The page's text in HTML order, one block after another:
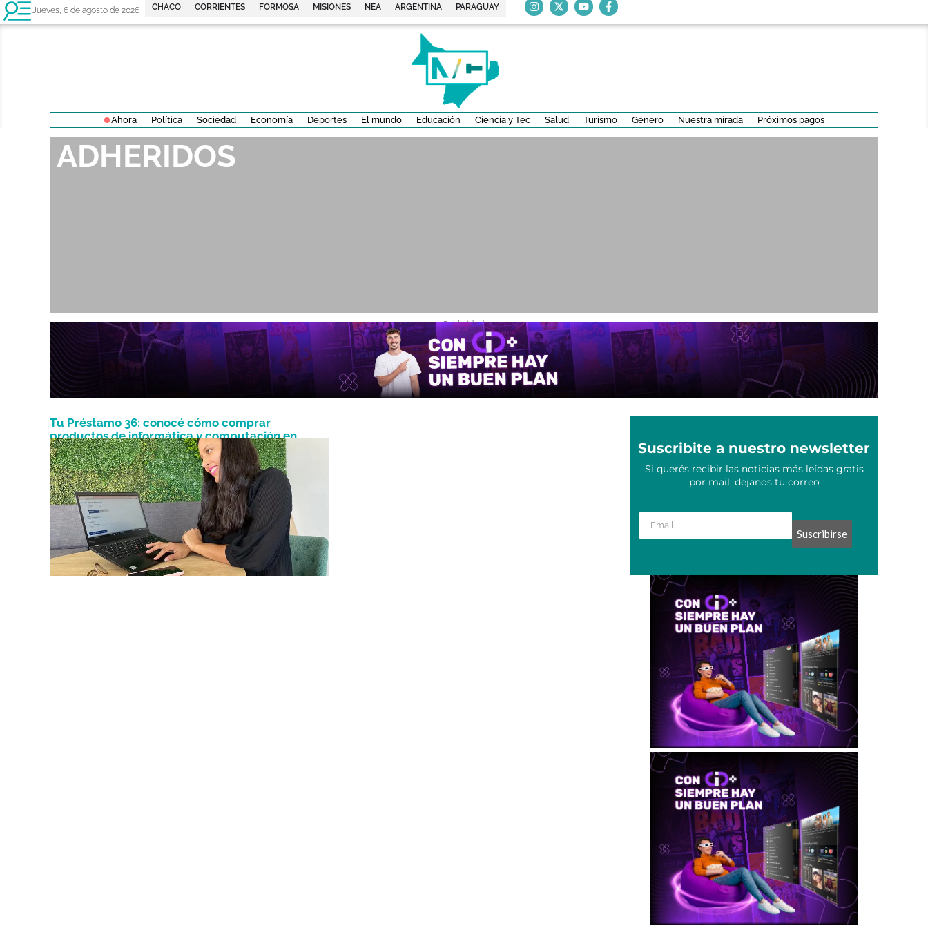
Jueves, 6 de agosto de 2026 CHACO CORRIENTES FORMOSA MISIONES NEA ARGENTINA PARAGUAY
Ahora Política Sociedad Economía Deportes El mundo Educación Ciencia y Tec Salud Turismo Género Nuestra mirada Próximos pagos
ADHERIDOS
- Publicidad -
Tu Préstamo 36: conocé cómo comprar
productos de informática y computación en
Chaco
Marzo 6, 2023 Suscribite a nuestro newsletter
Si querés recibir las noticias más leídas gratis
por mail, dejanos tu correo
Suscribirse